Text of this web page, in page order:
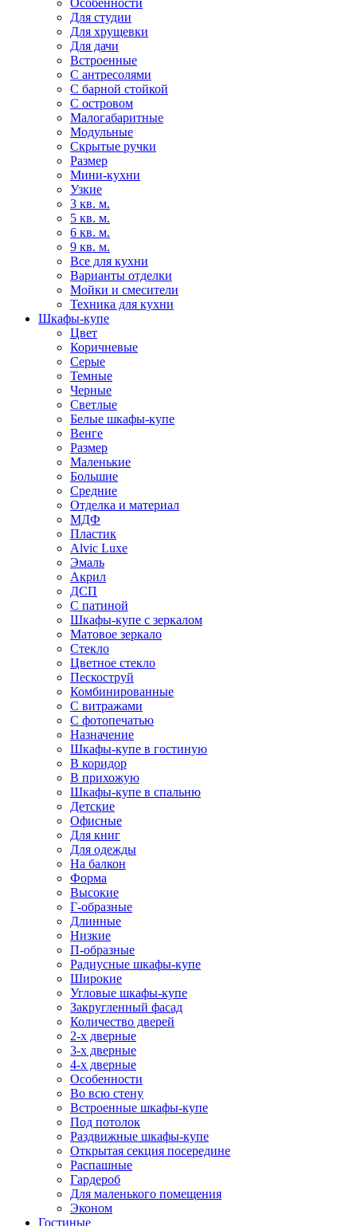
Особенности
Для студии
Для хрущевки
Для дачи
Встроенные
С антресолями
С барной стойкой
С островом
Малогабаритные
Модульные
Скрытые ручки
Размер
Мини-кухни
Узкие
3 кв. м.
5 кв. м.
6 кв. м.
9 кв. м.
Все для кухни
Варианты отделки
Мойки и смесители
Техника для кухни
Шкафы-купе
Цвет
Коричневые
Серые
Темные
Черные
Светлые
Белые шкафы-купе
Венге
Размер
Маленькие
Большие
Средние
Отделка и материал
МДФ
Пластик
Alvic Luxe
Эмаль
Акрил
ДСП
С патиной
Шкафы-купе с зеркалом
Матовое зеркало
Стекло
Цветное стекло
Пескоструй
Комбинированные
С витражами
С фотопечатью
Назначение
Шкафы-купе в гостиную
В коридор
В прихожую
Шкафы-купе в спальню
Детские
Офисные
Для книг
Для одежды
На балкон
Форма
Высокие
Г-образные
Длинные
Низкие
П-образные
Радиусные шкафы-купе
Широкие
Угловые шкафы-купе
Закругленный фасад
Количество дверей
2-х дверные
3-х дверные
4-х дверные
Особенности
Во всю стену
Встроенные шкафы-купе
Под потолок
Раздвижные шкафы-купе
Открытая секция посередине
Распашные
Гардероб
Для маленького помещения
Эконом
Гостиные